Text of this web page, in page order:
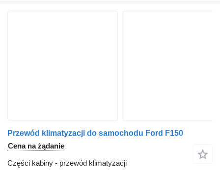
Przewód klimatyzacji do samochodu Ford F150
Cena na żądanie
Części kabiny - przewód klimatyzacji